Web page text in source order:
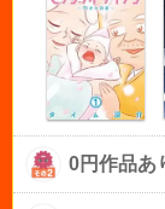
0円作品あ